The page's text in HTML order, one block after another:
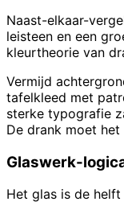
Naast-elkaar-
leisteen en een
kleurtheorie van
Vermijd
tafelkleed met
sterke typografie
De drank moet
Glaswerk-
Het glas is de